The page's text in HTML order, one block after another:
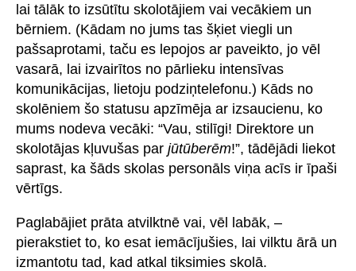
lai tālāk to izsūtītu skolotājiem vai vecākiem un
bērniem. (Kādam no jums tas šķiet viegli un
pašsaprotami, taču es lepojos ar paveikto, jo vēl
vasarā, lai izvairītos no pārlieku intensīvas
komunikācijas, lietoju podziņtelefonu.) Kāds no
skolēniem šo statusu apzīmēja ar izsaucienu, ko
mums nodeva vecāki: “Vau, stilīgi! Direktore un
skolotājas kļuvušas par jūtūberēm!”, tādējādi liekot
saprast, ka šāds skolas personāls viņa acīs ir īpaši
vērtīgs.
Paglabājiet prāta atvilktnē vai, vēl labāk, –
pierakstiet to, ko esat iemācījušies, lai vilktu ārā un
izmantotu tad, kad atkal tiksimies skolā.